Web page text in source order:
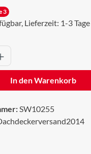
3
Lieferzeit: 1-3 Tage
Gib den
In den Warenkorb
SW10255